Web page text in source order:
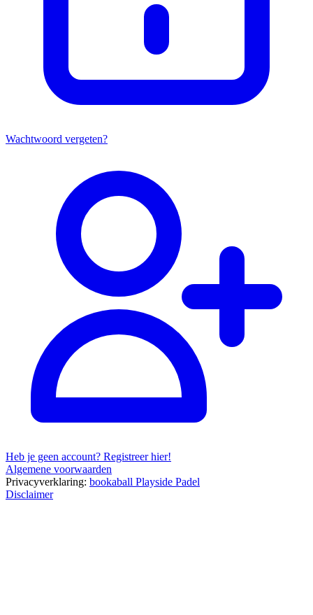
Wachtwoord vergeten?
Heb je geen account? Registreer hier!
Algemene voorwaarden
Privacyverklaring: bookaball Playside Padel
Disclaimer